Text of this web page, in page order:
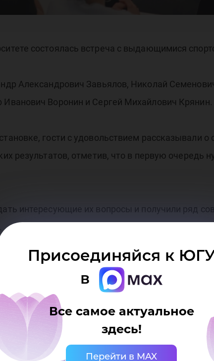
Присоединяйся к
в
Все самое актуальное
здесь!
Перейти в MAX
состоялась встреча с выдающимися
Александрович Завьялов, Николай
Воронин и Сергей Михайлович Крянин.
гости с удовольствием рассказывали
результатов, отметив, что в первую очередь
интересующие их вопросы и получили ряд
или педагогом, помните одну важную
для детей, и начинать нужно прежде
Кучин отметил, что ЮГУ уделяет большое
выпускниками, которые представляли и
благодатно принимает наших спортсменов,